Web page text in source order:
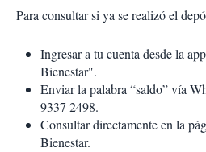
Para consultar si ya se realizó el
Ingresar a tu cuenta desde la
Bienestar".
Enviar la palabra “saldo” vía
9337 2498.
Consultar directamente en la
Bienestar.